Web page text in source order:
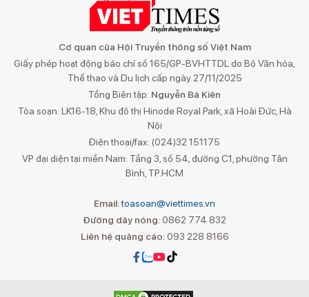
Cơ quan của Hội Truyền thông số Việt Nam
Giấy phép hoạt động báo chí số 165/GP-BVHTTDL do Bộ Văn hóa,
Thể thao và Du lịch cấp ngày 27/11/2025
Tổng Biên tập: Nguyễn Bá Kiên
Tòa soạn: LK16-18, Khu đô thị Hinode Royal Park, xã Hoài Đức, Hà
Nội
Điện thoại/fax: (024)32 151175
VP đại diện tại miền Nam: Tầng 3, số 54, đường C1, phường Tân
Bình, TP.HCM
Email:toasoan@viettimes.vn
Đường dây nóng: 0862 774 832
Liên hệ quảng cáo:093 228 8166